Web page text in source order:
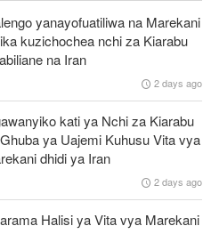
wawili wakuu kwa kufeli
Iran
uamuzi wa serikali kutaka
Hiroshima, Katibu Mkuu wa
katika uteuzi wa wagombea wa
yanayofuatiliwa na Marekani
kuzichochea nchi za Kiarabu
na Iran
2 days ago
kati ya Nchi za Kiarabu
ya Uajemi Kuhusu Vita vya
dhidi ya Iran
2 days ago
Halisi ya Vita vya Marekani